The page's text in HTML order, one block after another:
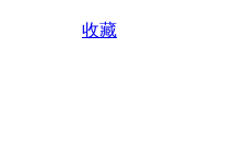
收藏